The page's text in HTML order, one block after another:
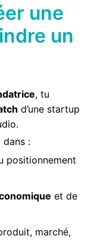
une
un
, tu
d’une startup
dans :
positionnement
et de
marché,